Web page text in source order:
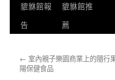
貔貅館報
告
貔貅館推
薦
← 室內親子樂園商業上的隨行
陽保健食品